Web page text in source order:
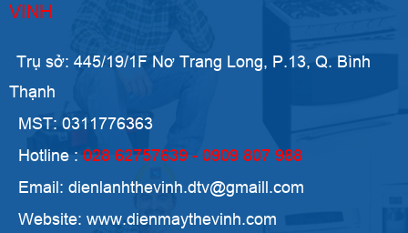
VINH
Trụ sở: 445/19/1F Nơ Trang Long, P.13, Q. Bình
Thạnh
MST: 0311776363
Hotline : 028 62757639 - 0909 807 988
Email: dienlanhthevinh.dtv@gmaill.com
Website: www.dienmaythevinh.com